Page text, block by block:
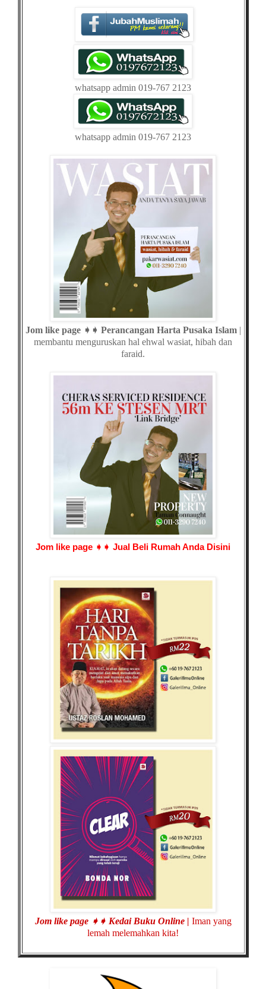
whatsapp admin 019-767 2123
whatsapp admin 019-767 2123
Jom like page ➧➧ Perancangan Harta Pusaka Islam |
membantu menguruskan hal ehwal wasiat, hibah dan
faraid.
Jom like page ➧➧ Jual Beli Rumah Anda Disini
Jom like page ➧➧ Kedai Buku Online | Iman yang
lemah melemahkan kita!